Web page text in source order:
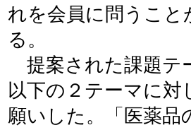
れを会員に問うこ
る。
提案された課題テ
以下の２テーマに対
願いした。「医薬品